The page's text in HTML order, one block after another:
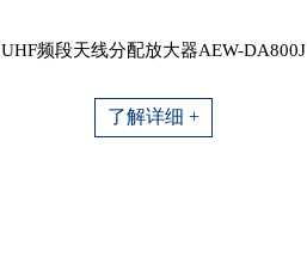
UHF频段天线分配放大器AEW-DA800J
了解详细 +